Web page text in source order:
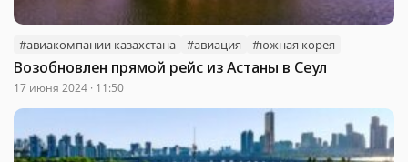
#авиакомпании казахстана #авиация #южная корея
Возобновлен прямой рейс из Астаны в Сеул
17 июня 2024 · 11:50